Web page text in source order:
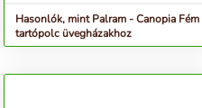
Hasonlók, mint Palram - Canopia Fém
tartópolc üvegházakhoz